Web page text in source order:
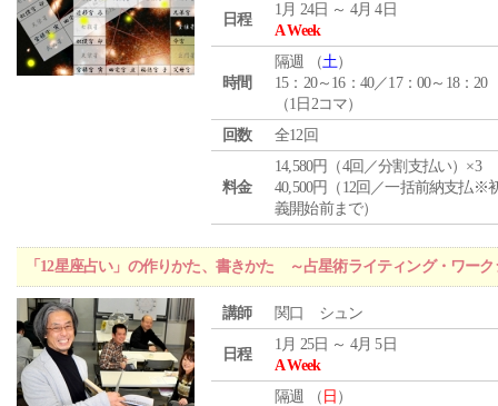
日程
1月 24日 ～ 4月 4日
A Week
時間
隔週 （土）
15：20～16：40／17：00～18：20
（1日2コマ）
回数
全12回
料金
14,580円（4回／分割支払い）×3
40,500円（12回／一括前納支払※
義開始前まで）
「12星座占い」の作りかた、書きかた ～占星術ライティング・ワー
講師 関口 シュン
日程
1月 25日 ～ 4月 5日
A Week
隔週 （ 日 ）